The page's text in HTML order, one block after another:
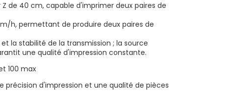
de 40 cm, capable d'imprimer deux paires de
h, permettant de produire deux paires de
la stabilité de la transmission ; la source
une qualité d'impression constante.
d'impression et une qualité de pièces